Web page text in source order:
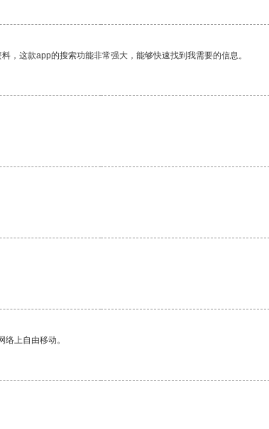
，这款app的搜索功能非常强大，能够快速找到我需要的信息。
上自由移动。